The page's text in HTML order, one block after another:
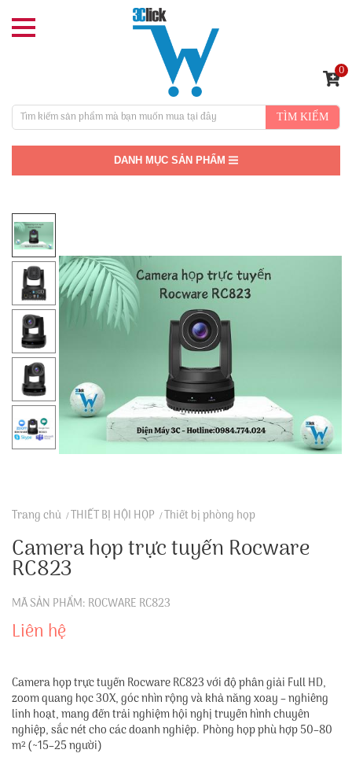
TÌM KIẾM
0
DANH MỤC SẢN PHẨM
Trang chủ THIẾT BỊ HỘI HỌP Thiết bị phòng họp
Camera họp trực tuyến Rocware
RC823
MÃ SẢN PHẨM: ROCWARE RC823
Liên hệ
Camera họp trực tuyến Rocware RC823 với độ phân giải Full HD,
zoom quang học 30X, góc nhìn rộng và khả năng xoay – nghiêng
linh hoạt, mang đến trải nghiệm hội nghị truyền hình chuyên
nghiệp, sắc nét cho các doanh nghiệp. Phòng họp phù hợp 50–80
m² (~15–25 người)